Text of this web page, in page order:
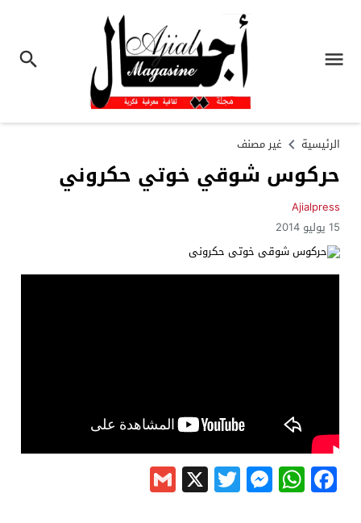
الرئيسية غير مصنف
حركوس شوقي خوتي حكروني
Ajialpress
15 يوليو 2014
Facebook
WhatsApp
Messenger
Twitter
X